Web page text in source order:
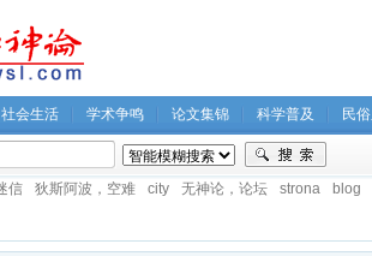
社会生活 学术争鸣 论文集锦 科学普及 民
信 狄斯阿波，空难 city 无神论，论坛 strona
blog